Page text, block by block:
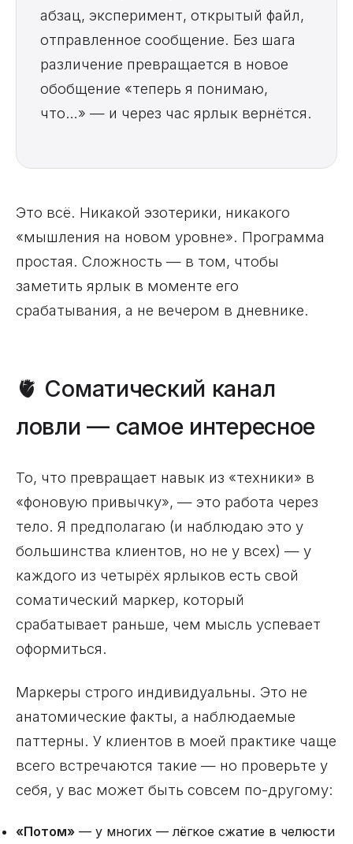
абзац, эксперимент, открытый файл,
отправленное сообщение. Без шага
различение превращается в новое
обобщение «теперь я понимаю,
что…» — и через час ярлык вернётся.
Это всё. Никакой эзотерики, никакого
«мышления на новом уровне». Программа
простая. Сложность — в том, чтобы
заметить ярлык в моменте его
срабатывания, а не вечером в дневнике.
🫀 Соматический канал
ловли — самое интересное
То, что превращает навык из «техники» в
«фоновую привычку», — это работа через
тело. Я предполагаю (и наблюдаю это у
большинства клиентов, но не у всех) — у
каждого из четырёх ярлыков есть свой
соматический маркер, который
срабатывает раньше, чем мысль успевает
оформиться.
Маркеры строго индивидуальны. Это не
анатомические факты, а наблюдаемые
паттерны. У клиентов в моей практике чаще
всего встречаются такие — но проверьте у
себя, у вас может быть совсем по-другому:
«Потом» — у многих — лёгкое сжатие в челюсти